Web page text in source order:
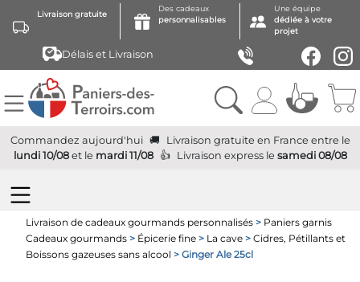
Livraison gratuite
Des cadeaux
personnalisables
Une équipe
dédiée à votre
projet
Délais et Livraison
Commandez aujourd'hui Livraison gratuite en France entre le
lundi 10/08et le mardi 11/08 Livraison expressle samedi 08/08
Livraison de cadeaux gourmands personnalisés > Paniers garnis
Cadeaux gourmands > Épicerie fine > La cave > Cidres, Pétillants et
Boissons gazeuses sans alcool > Ginger Ale 25cl